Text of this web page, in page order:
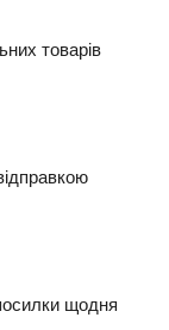
товарів
щодня